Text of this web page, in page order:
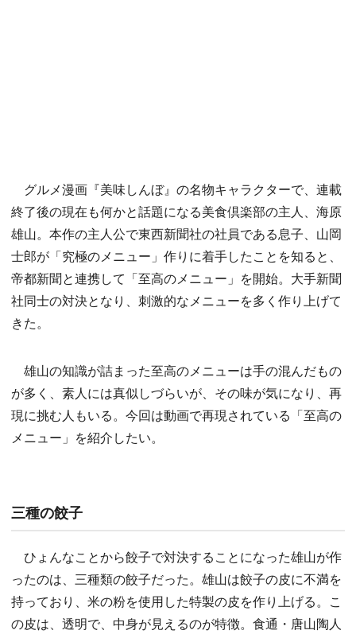
グルメ漫画『美味しんぼ』の名物キャラクターで、連載
終了後の現在も何かと話題になる美食倶楽部の主人、海原
雄山。本作の主人公で東西新聞社の社員である息子、山岡
士郎が「究極のメニュー」作りに着手したことを知ると、
帝都新聞と連携して「至高のメニュー」を開始。大手新聞
社同士の対決となり、刺激的なメニューを多く作り上げて
きた。
雄山の知識が詰まった至高のメニューは手の混んだもの
が多く、素人には真似しづらいが、その味が気になり、再
現に挑む人もいる。今回は動画で再現されている「至高の
メニュー」を紹介したい。
三種の餃子
ひょんなことから餃子で対決することになった雄山が作
ったのは、三種類の餃子だった。雄山は餃子の皮に不満を
持っており、米の粉を使用した特製の皮を作り上げる。こ
の皮は、透明で、中身が見えるのが特徴。食通・唐山陶人